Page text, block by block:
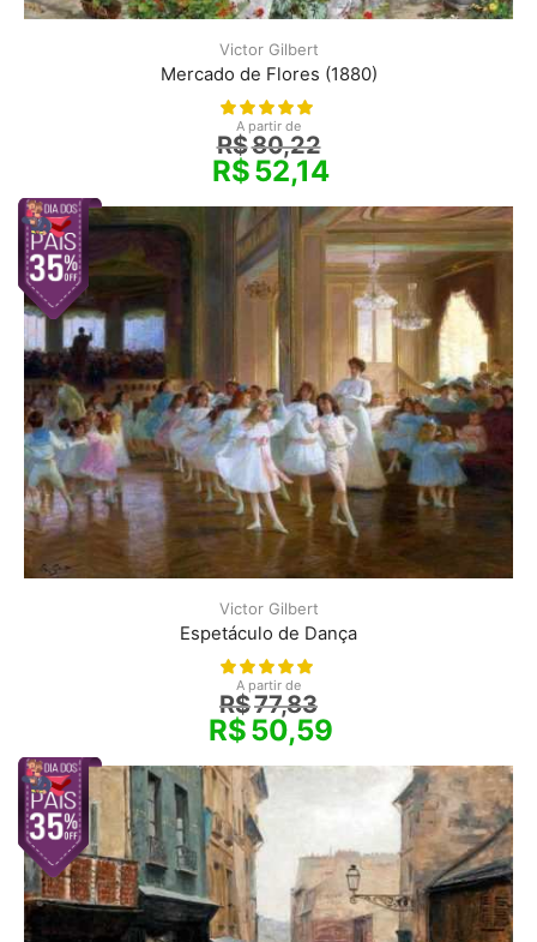
Victor Gilbert
Mercado de Flores (1880)
A partir de
R$80,22
R$52,14
Victor Gilbert
Espetáculo de Dança
A partir de
R$77,83
R$50,59